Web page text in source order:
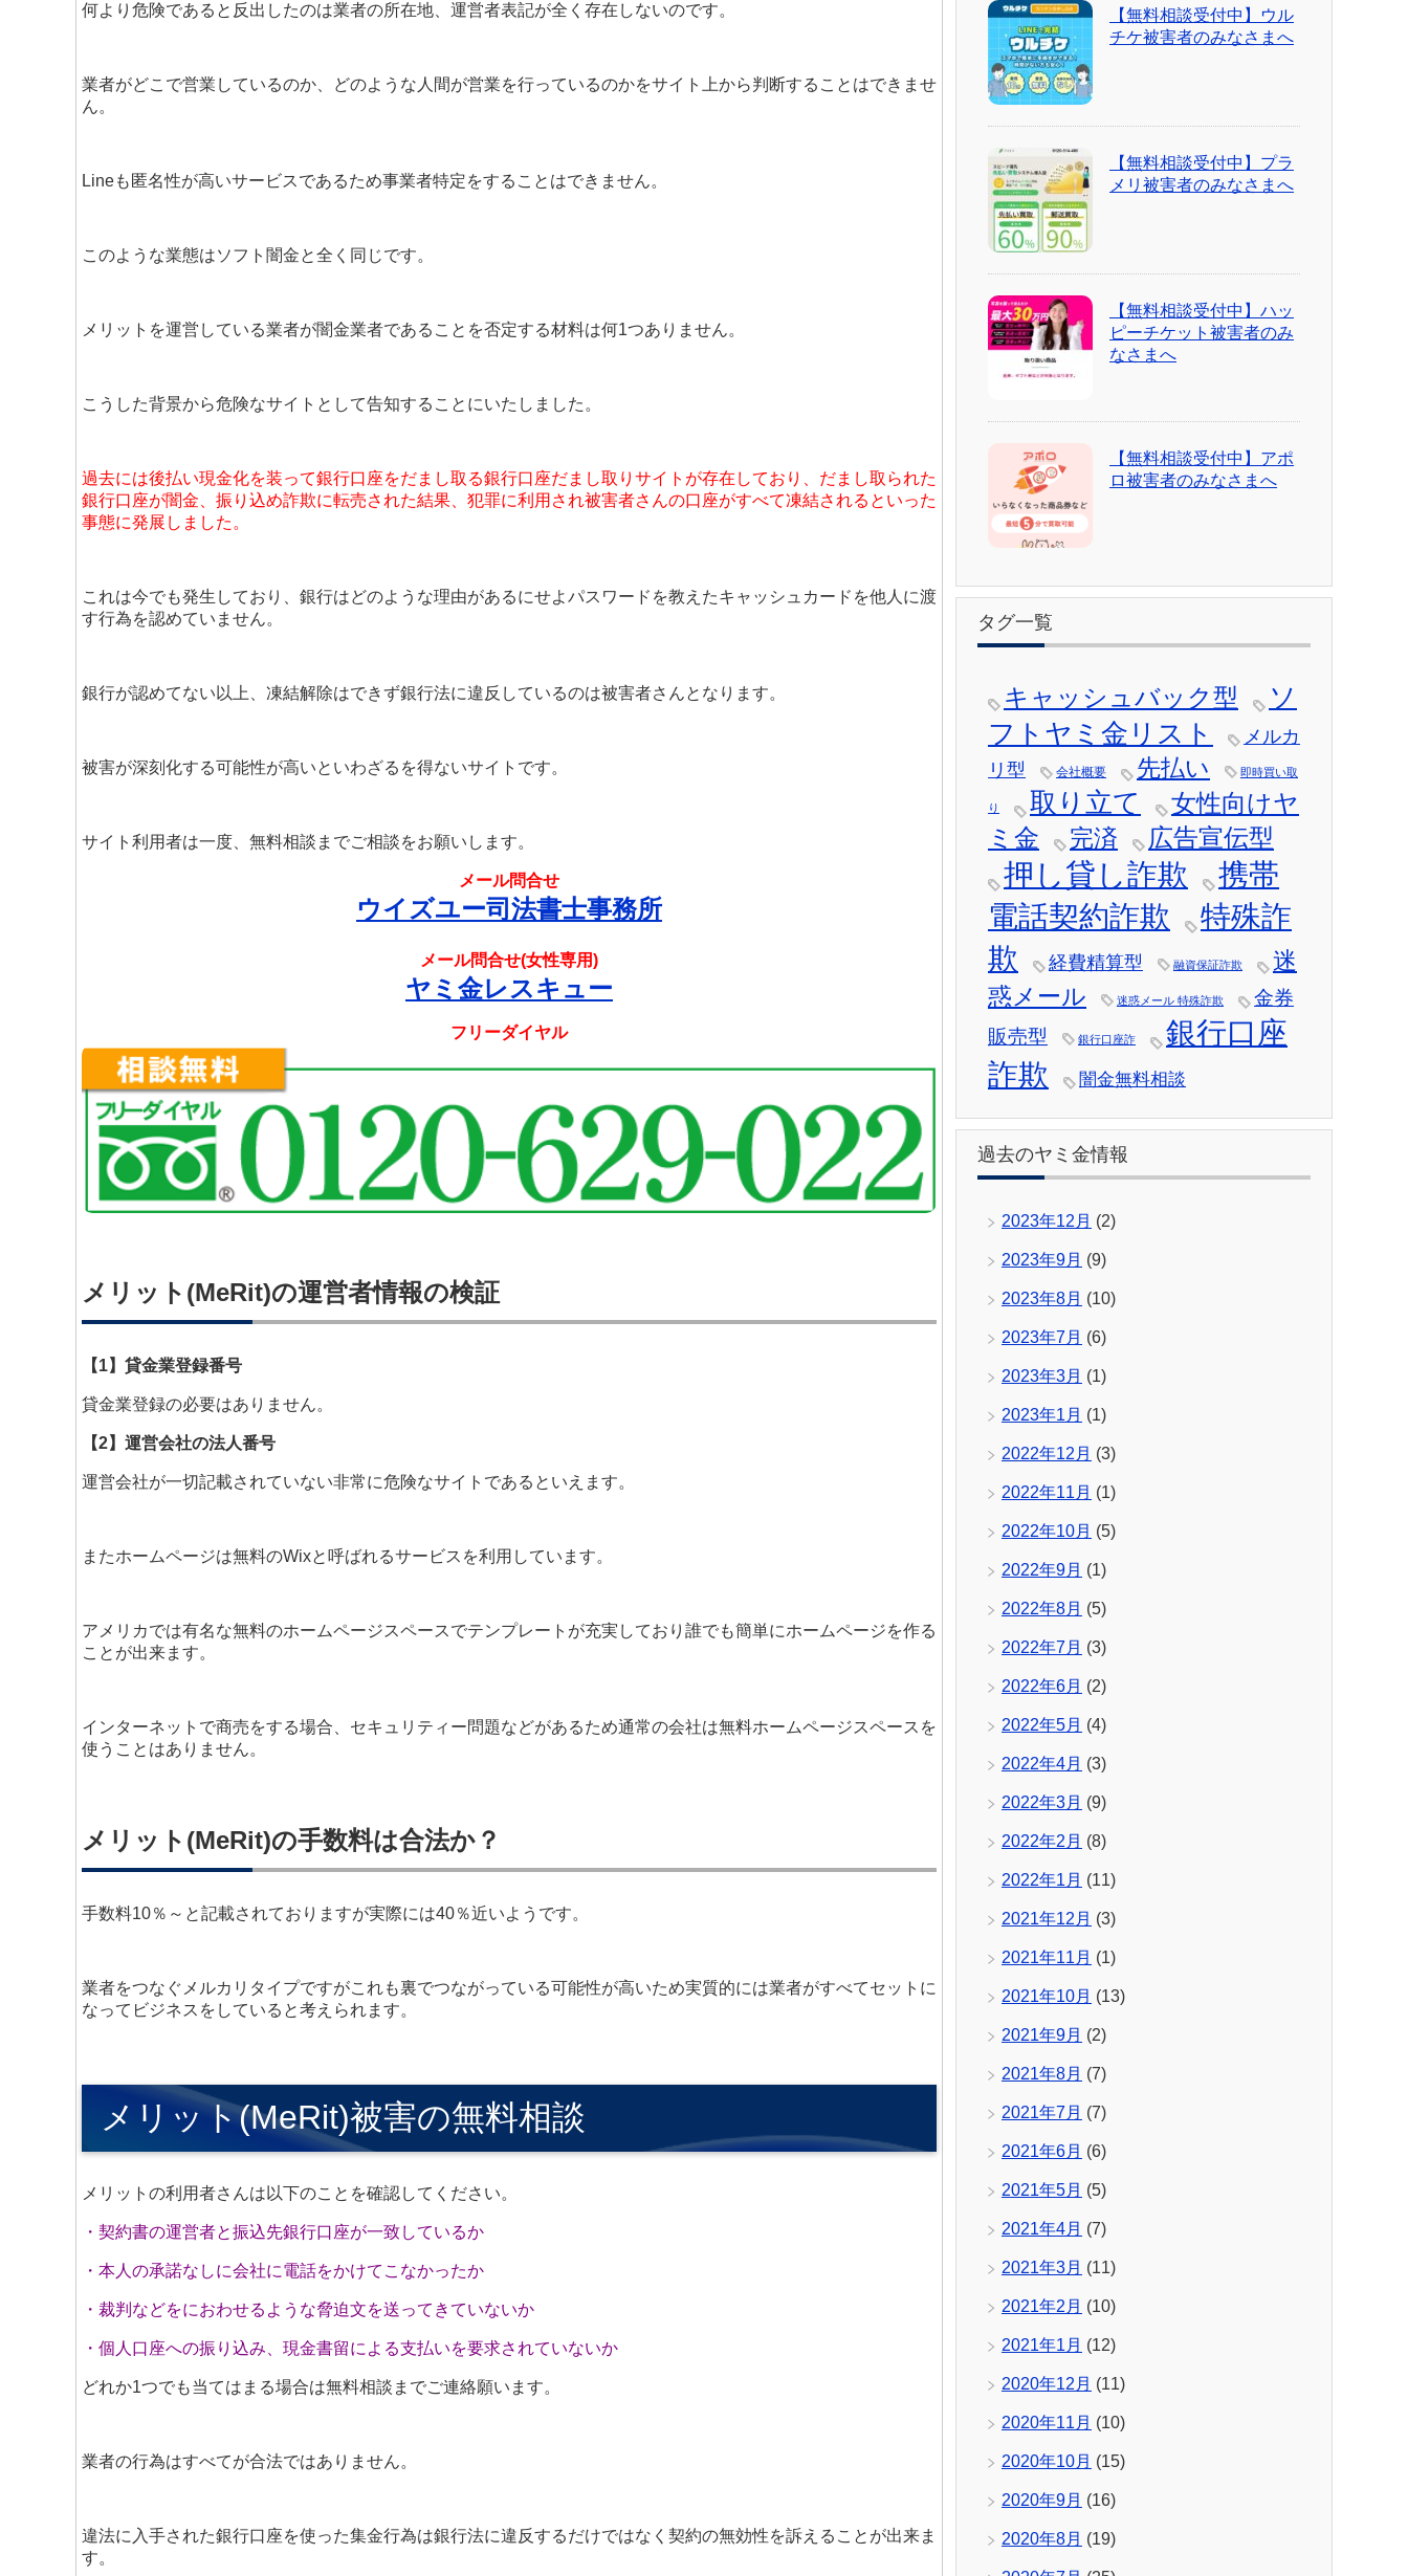
何より危険であると反出したのは業者の所在地、運営者表記が全く存在しないのです。
業者がどこで営業しているのか、どのような人間が営業を行っているのかをサイト上から判断することはできませ
ん。
Lineも匿名性が高いサービスであるため事業者特定をすることはできません。
このような業態はソフト闇金と全く同じです。
メリットを運営している業者が闇金業者であることを否定する材料は何1つありません。
こうした背景から危険なサイトとして告知することにいたしました。
過去には後払い現金化を装って銀行口座をだまし取る銀行口座だまし取りサイトが存在しており、だまし取られた
銀行口座が闇金、振り込め詐欺に転売された結果、犯罪に利用され被害者さんの口座がすべて凍結されるといった
事態に発展しました。
これは今でも発生しており、銀行はどのような理由があるにせよパスワードを教えたキャッシュカードを他人に渡
す行為を認めていません。
銀行が認めてない以上、凍結解除はできず銀行法に違反しているのは被害者さんとなります。
被害が深刻化する可能性が高いといわざるを得ないサイトです。
サイト利用者は一度、無料相談までご相談をお願いします。
メール問合せ
ウイズユー司法書士事務所
メール問合せ(女性専用)
ヤミ金レスキュー
フリーダイヤル
メリット(MeRit)の運営者情報の検証
【1】貸金業登録番号
貸金業登録の必要はありません。
【2】運営会社の法人番号
運営会社が一切記載されていない非常に危険なサイトであるといえます。
またホームページは無料のWixと呼ばれるサービスを利用しています。
アメリカでは有名な無料のホームページスペースでテンプレートが充実しており誰でも簡単にホームページを作る
ことが出来ます。
インターネットで商売をする場合、セキュリティー問題などがあるため通常の会社は無料ホームページスペースを
使うことはありません。
メリット(MeRit)の手数料は合法か？
手数料10％～と記載されておりますが実際には40％近いようです。
業者をつなぐメルカリタイプですがこれも裏でつながっている可能性が高いため実質的には業者がすべてセットに
なってビジネスをしていると考えられます。
メリット(MeRit)被害の無料相談
メリットの利用者さんは以下のことを確認してください。
・契約書の運営者と振込先銀行口座が一致しているか
・本人の承諾なしに会社に電話をかけてこなかったか
・裁判などをにおわせるような脅迫文を送ってきていないか
・個人口座への振り込み、現金書留による支払いを要求されていないか
どれか1つでも当てはまる場合は無料相談までご連絡願います。
業者の行為はすべてが合法ではありません。
違法に入手された銀行口座を使った集金行為は銀行法に違反するだけではなく契約の無効性を訴えることが出来ま
す。
【無料相談受付中】ウル
チケ被害者のみなさまへ
【無料相談受付中】プラ
メリ被害者のみなさまへ
【無料相談受付中】ハッ
ピーチケット被害者のみ
なさまへ
【無料相談受付中】アポ
ロ被害者のみなさまへ
タグ一覧
キャッシュバック型
ソ
フトヤミ金リスト
メルカ
リ型
会社概要 先払い 即時買い取
り 取り立て
女性向けヤ
ミ金
完済 広告宣伝型
押し貸し詐欺
携帯
電話契約詐欺
特殊詐
欺
経費精算型 融資保証詐欺
迷
惑メール
迷惑メール 特殊詐欺
金券
販売型
銀行口座詐
銀行口座
詐欺
闇金無料相談
過去のヤミ金情報
2023年12月 (2)
2023年9月 (9)
2023年8月 (10)
2023年7月 (6)
2023年3月 (1)
2023年1月 (1)
2022年12月 (3)
2022年11月 (1)
2022年10月 (5)
2022年9月 (1)
2022年8月 (5)
2022年7月 (3)
2022年6月 (2)
2022年5月 (4)
2022年4月 (3)
2022年3月 (9)
2022年2月 (8)
2022年1月 (11)
2021年12月 (3)
2021年11月 (1)
2021年10月 (13)
2021年9月 (2)
2021年8月 (7)
2021年7月 (7)
2021年6月 (6)
2021年5月 (5)
2021年4月 (7)
2021年3月 (11)
2021年2月 (10)
2021年1月 (12)
2020年12月 (11)
2020年11月 (10)
2020年10月 (15)
2020年9月 (16)
2020年8月 (19)